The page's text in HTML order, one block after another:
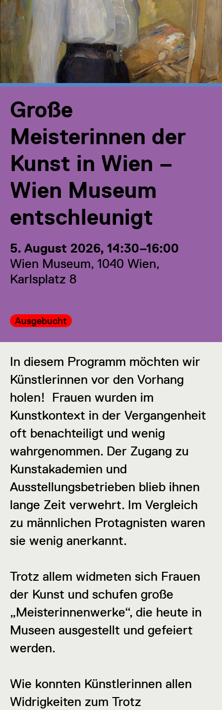
Große
Meisterinnen der
Kunst in Wien –
Wien Museum
entschleunigt
5. August 2026, 14:30–16:00
Wien Museum, 1040 Wien,
Karlsplatz 8
Kategorie:
Ausgebucht
In diesem Programm möchten wir
Künstlerinnen vor den Vorhang
holen! Frauen wurden im
Kunstkontext in der Vergangenheit
oft benachteiligt und wenig
wahrgenommen. Der Zugang zu
Kunstakademien und
Ausstellungsbetrieben blieb ihnen
lange Zeit verwehrt. Im Vergleich
zu männlichen Protagnisten waren
sie wenig anerkannt.
Trotz allem widmeten sich Frauen
der Kunst und schufen große
„Meisterinnenwerke“, die heute in
Museen ausgestellt und gefeiert
werden.
Wie konnten Künstlerinnen allen
Widrigkeiten zum Trotz